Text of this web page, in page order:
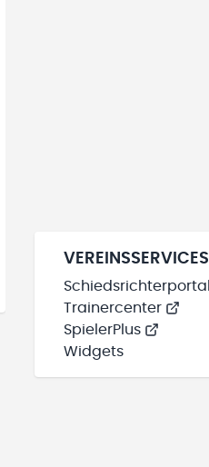
VEREINSSERVICES
Schiedsrichterportal
Trainercenter
SpielerPlus
Widgets